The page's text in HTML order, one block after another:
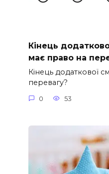
Кінець
має право на
Кінець додаткової
перевагу?
0 53